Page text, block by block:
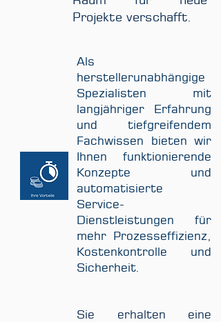
Projekte verschafft.
Als
herstellerunabhängige
Spezialisten mit
langjähriger Erfahrung
und tiefgreifendem
Fachwissen bieten wir
Ihnen funktionierende
Konzepte und
automatisierte
Service-
Dienstleistungen für
mehr Prozesseffizienz,
Kostenkontrolle und
Sicherheit.
Sie erhalten eine